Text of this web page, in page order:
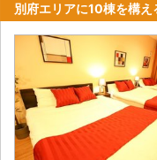
別府エリアに10棟を構